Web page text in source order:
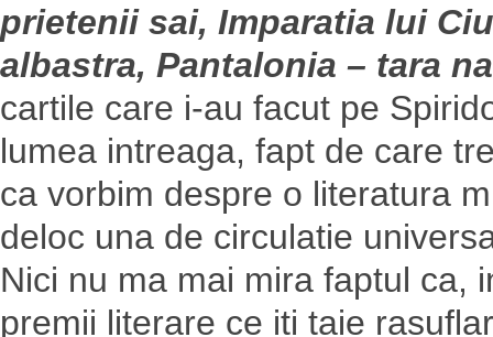
prietenii sai, Imparatia lui
albastra, Pantalonia – tara
cartile care i-au facut pe
lumea intreaga, fapt de care
ca vorbim despre o literatura
deloc una de circulatie
Nici nu ma mai mira faptul ca,
premii literare ce iti taie